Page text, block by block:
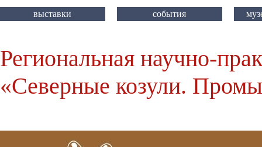
выставки события
Региональная научно-
«Северные козули.